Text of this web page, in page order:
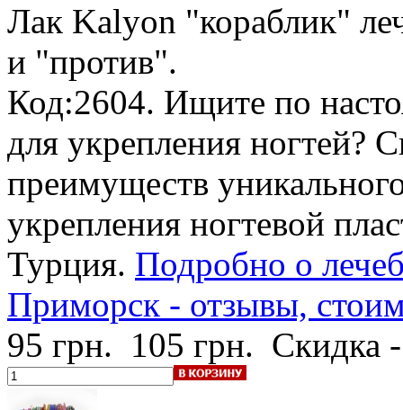
Лак Kalyon "кораблик"
и "против".
Код:2604. Ищите по
для укрепления ногтей?
преимуществ
укрепления ногтевой
Турция. Подробно о
Приморск - отзывы,
95 грн. 105 грн. Скидка